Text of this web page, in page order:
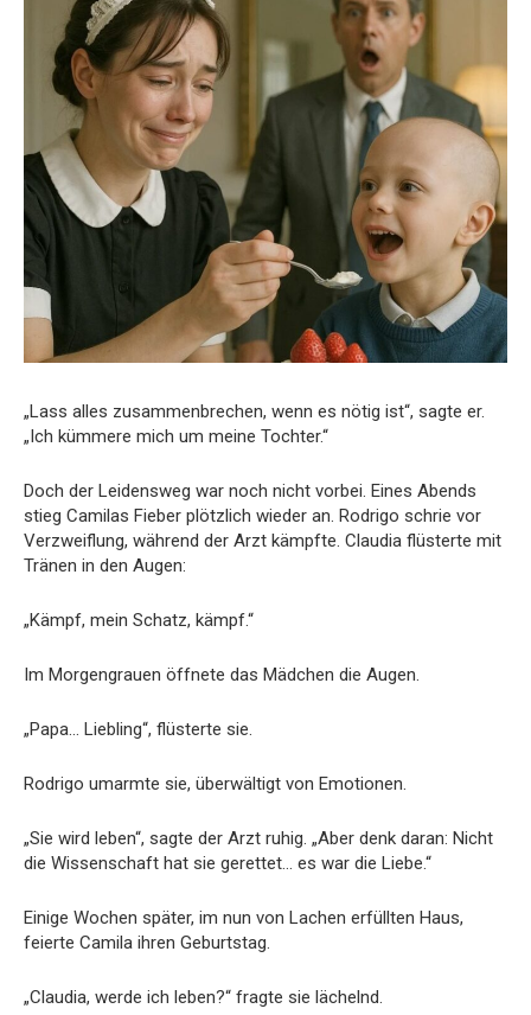
„Lass alles zusammenbrechen, wenn es nötig ist“, sagte er.
„Ich kümmere mich um meine Tochter.“
Doch der Leidensweg war noch nicht vorbei. Eines Abends
stieg Camilas Fieber plötzlich wieder an. Rodrigo schrie vor
Verzweiflung, während der Arzt kämpfte. Claudia flüsterte mit
Tränen in den Augen:
„Kämpf, mein Schatz, kämpf.“
Im Morgengrauen öffnete das Mädchen die Augen.
„Papa… Liebling“, flüsterte sie.
Rodrigo umarmte sie, überwältigt von Emotionen.
„Sie wird leben“, sagte der Arzt ruhig. „Aber denk daran: Nicht
die Wissenschaft hat sie gerettet… es war die Liebe.“
Einige Wochen später, im nun von Lachen erfüllten Haus,
feierte Camila ihren Geburtstag.
„Claudia, werde ich leben?“ fragte sie lächelnd.